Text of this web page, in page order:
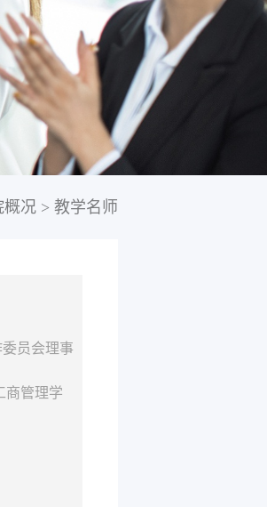
概况 > 教学名师
员会理事
商管理学